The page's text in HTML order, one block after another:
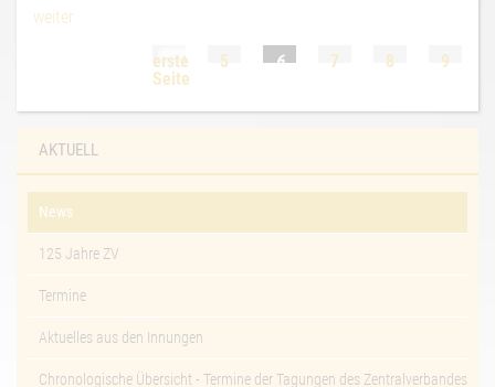
weiter
erste
Seite
5 6 7 8 9
AKTUELL
News
125 Jahre ZV
Termine
Aktuelles aus den Innungen
Chronologische Übersicht - Termine der Tagungen des Zentralverbandes